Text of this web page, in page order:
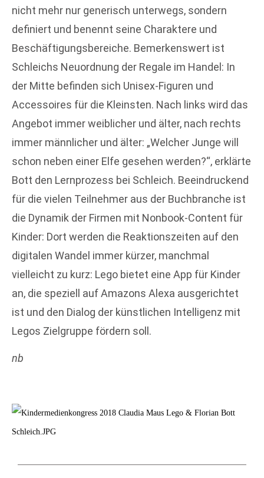
nicht mehr nur generisch unterwegs, sondern
definiert und benennt seine Charaktere und
Beschäftigungsbereiche. Bemerkenswert ist
Schleichs Neuordnung der Regale im Handel: In
der Mitte befinden sich Unisex-Figuren und
Accessoires für die Kleinsten. Nach links wird das
Angebot immer weiblicher und älter, nach rechts
immer männlicher und älter: „Welcher Junge will
schon neben einer Elfe gesehen werden?“, erklärte
Bott den Lernprozess bei Schleich. Beeindruckend
für die vielen Teilnehmer aus der Buchbranche ist
die Dynamik der Firmen mit Nonbook-Content für
Kinder: Dort werden die Reaktionszeiten auf den
digitalen Wandel immer kürzer, manchmal
vielleicht zu kurz: Lego bietet eine App für Kinder
an, die speziell auf Amazons Alexa ausgerichtet
ist und den Dialog der künstlichen Intelligenz mit
Legos Zielgruppe fördern soll.
nb